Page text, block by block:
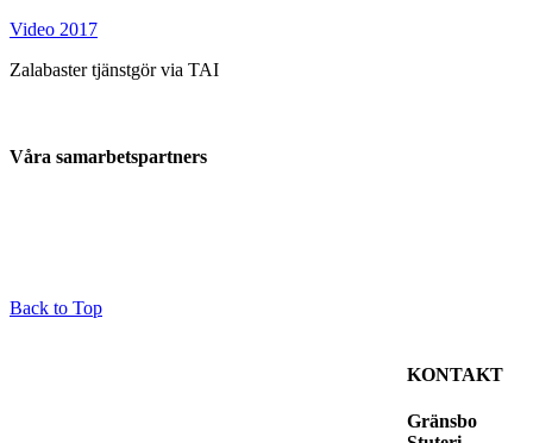
Video 2017
Zalabaster tjänstgör via TAI
Våra samarbetspartners
Back to Top
KONTAKT
Gränsbo